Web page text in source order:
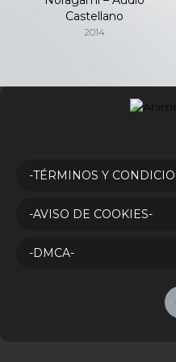
Castellano
2014
-TÉRMINOS Y
-AVISO DE COOKIES-
-DMCA-